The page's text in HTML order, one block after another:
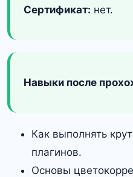
Сертификат: нет.
Навыки после
Как выполнять
плагинов.
Основы